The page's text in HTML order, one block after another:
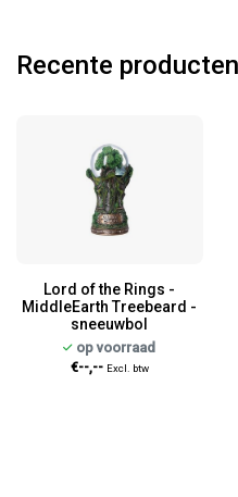
Recente producten
Lord of the Rings -
MiddleEarth Treebeard -
sneeuwbol
op voorraad
€--,-- Excl. btw